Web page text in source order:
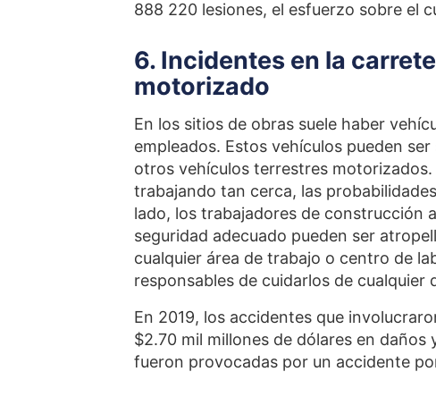
888 220 lesiones, el esfuerzo sobre el
6. Incidentes en la
motorizado
En los sitios de obras suele haber
empleados. Estos vehículos pueden
otros vehículos terrestres
trabajando tan cerca, las
lado, los trabajadores de construcción
seguridad adecuado pueden ser
cualquier área de trabajo o centro de
responsables de cuidarlos de
En 2019, los accidentes que
$2.70 mil millones de dólares en
fueron provocadas por un accidente